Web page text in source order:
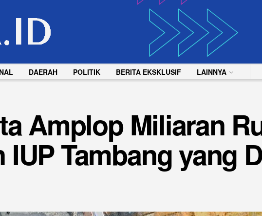
DAERAH POLITIK BERITA EKSKLUSIF LAINNYA
Amplop Miliaran
Tambang yang